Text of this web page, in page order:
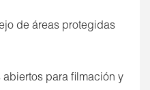
de áreas protegidas
para filmación y